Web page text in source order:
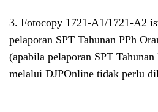
3. Fotocopy 1721-A1/1721-A2
pelaporan SPT Tahunan PPh
(apabila pelaporan SPT
melalui DJPOnline tidak perlu